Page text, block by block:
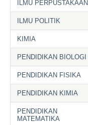
ILMU PERPUSTAKAAN
ILMU POLITIK
KIMIA
PENDIDIKAN BIOLOGI
PENDIDIKAN FISIKA
PENDIDIKAN KIMIA
PENDIDIKAN
MATEMATIKA